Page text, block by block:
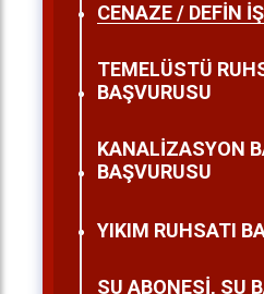
CENAZE / DEFİN
TEMELÜSTÜ
BAŞVURUSU
KANALİZASYON
BAŞVURUSU
YIKIM RUHSATI
SU ABONESİ, SU